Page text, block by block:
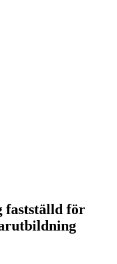
fastställd för